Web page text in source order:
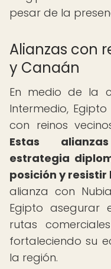
pesar de la
Alianzas con
y Canaán
En medio de la
Intermedio,
con reinos
Estas
estrategia
posición y
alianza con
Egipto asegurar
rutas
fortaleciendo su
la región.